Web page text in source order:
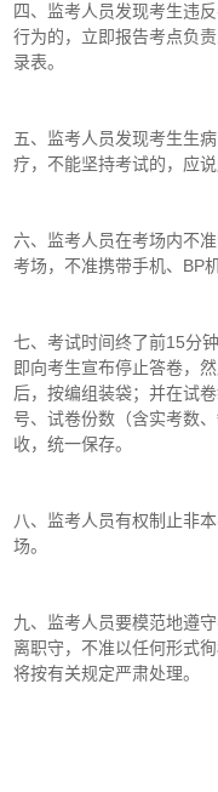
四、监考人员发现考生违
行为的，立即报告考点负
录表。
五、监考人员发现考生生
疗，不能坚持考试的，应说
六、监考人员在考场内不
考场，不准携带手机、BP
七、考试时间终了前15分
即向考生宣布停止答卷，
后，按编组装袋；并在试
号、试卷份数（含实考数
收，统一保存。
八、监考人员有权制止非
场。
九、监考人员要模范地遵
离职守，不准以任何形式
将按有关规定严肃处理。